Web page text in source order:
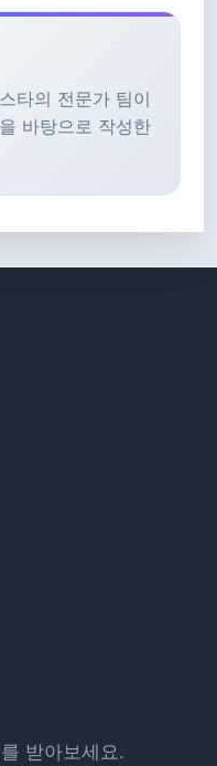
타의 전문가 팀이
바탕으로 작성한
받아보세요.